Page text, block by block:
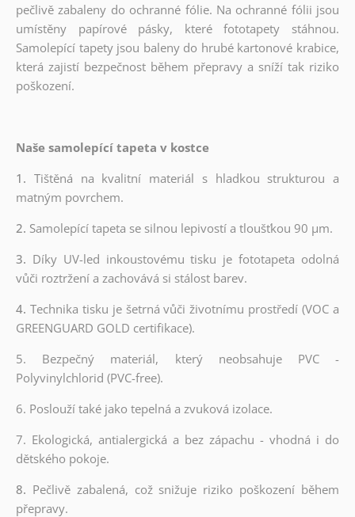
pečlivě zabaleny do ochranné fólie. Na ochranné fólii jsou
umístěny papírové pásky, které fototapety stáhnou.
Samolepící tapety jsou baleny do hrubé kartonové krabice,
která zajistí bezpečnost během přepravy a sníží tak riziko
poškození.
Naše samolepící tapeta v kostce
1. Tištěná na kvalitní materiál s hladkou strukturou a
matným povrchem.
2. Samolepící tapeta se silnou lepivostí a tloušťkou 90 µm.
3. Díky UV-led inkoustovému tisku je fototapeta odolná
vůči roztržení a zachovává si stálost barev.
4. Technika tisku je šetrná vůči životnímu prostředí (VOC a
GREENGUARD GOLD certifikace).
5. Bezpečný materiál, který neobsahuje PVC -
Polyvinylchlorid (PVC-free).
6. Poslouží také jako tepelná a zvuková izolace.
7. Ekologická, antialergická a bez zápachu - vhodná i do
dětského pokoje.
8. Pečlivě zabalená, což snižuje riziko poškození během
přepravy.